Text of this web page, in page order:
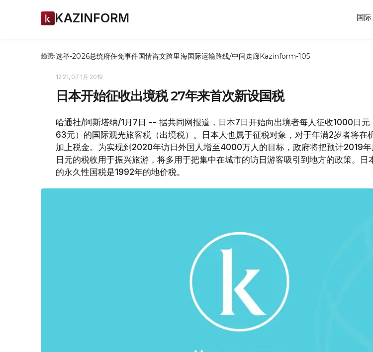
KAZINFORM 国际
趋势:选举-2026总统府任免事件国情咨文跨里海国际运输路线/中间走廊Kazinform-105
12:21, 07 1月 2019
日本开始征收出境税 27年来首次新设国税
哈通社/阿斯塔纳/1月7日 -- 据共同网报道，日本7日开始向出境者每人征收1000日元
63元）的国际观光旅客税（出境税）。日本人也属于征税对象，对于年满2岁者将在
加上税金。为实现到2020年访日外国人增至4000万人的目标，政府将把预计2019
日元的税收用于振兴旅游，将多用于把集中在城市的访日游客吸引到地方的政策。日
的永久性国税是1992年的地价税。